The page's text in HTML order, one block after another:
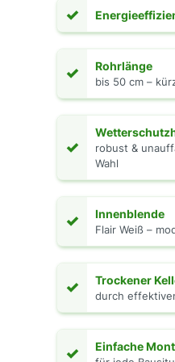
✓
✓ Rohrlänge
bis 50 cm –
✓
robust &
Wahl
✓ Innenblende
Flair Weiß –
✓ Trockener
durch
✓ Einfache